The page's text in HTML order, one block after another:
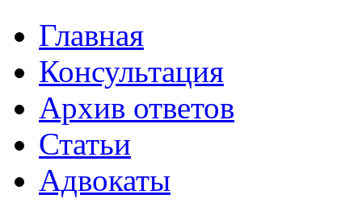
Главная
Консультация
Архив ответов
Статьи
Адвокаты